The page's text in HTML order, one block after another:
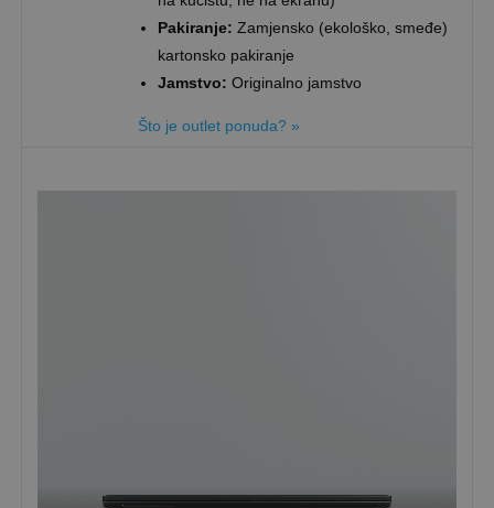
Pakiranje: Zamjensko (ekološko, smeđe)
kartonsko pakiranje
Jamstvo: Originalno jamstvo
Što je outlet ponuda? »